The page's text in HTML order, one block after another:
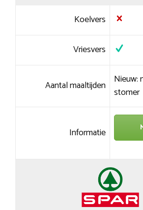
Koelvers
Vriesvers
Aantal maaltijden Nieuw:
stomer
Informatie